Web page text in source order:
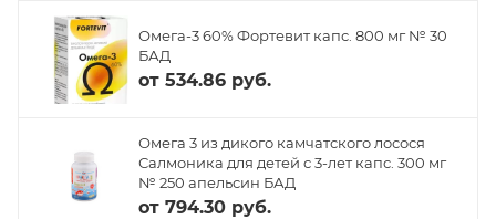
Омега-3 60% Фортевит капс. 800 мг № 30
БАД
от 534.86 руб.
Омега 3 из дикого камчатского лосося
Салмоника для детей с 3-лет капс. 300 мг
№ 250 апельсин БАД
от 794.30 руб.